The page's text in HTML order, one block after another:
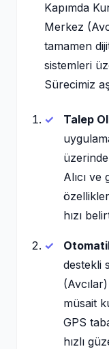
Kapımda
Merkez
tamamen
sistemleri
Sürecimiz
Talep
Alıcı
hızı
destekli
müsait
GPS
hızlı